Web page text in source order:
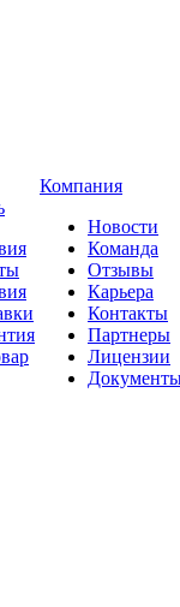
Компания
Новости
Команда
Отзывы
Карьера
Контакты
Партнеры
Лицензии